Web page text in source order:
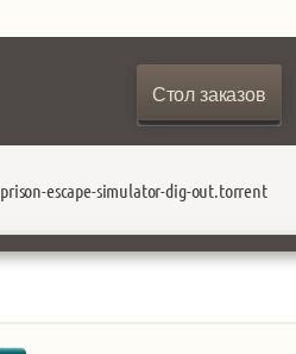
Стол заказов
prison-escape-simulator-dig-out.torrent